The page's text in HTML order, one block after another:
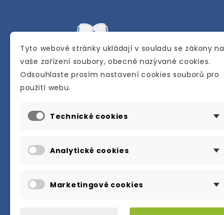
Internetové a kamenné knihkupectví se
anglického jazyka.
Karly Machové 48 Beroun 266 01
info@englishbooks.cz
Tyto webové stránky ukládají v souladu se zákony na
vaše zařízení soubory, obecně nazývané cookies.
Odsouhlaste prosím nastavení cookies souborů pro
použití webu.
Technické cookies
Analytické cookies
Marketingové cookies